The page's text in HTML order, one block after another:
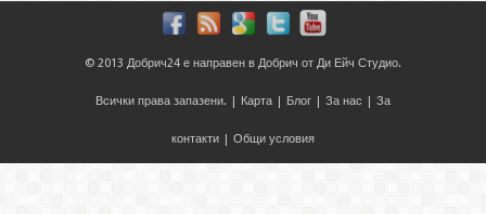
© 2013 Добрич24 е направен в Добрич от Ди Ейч Студио.
Всички права запазени. | Карта | Блог | За нас | За
контакти | Общи условия